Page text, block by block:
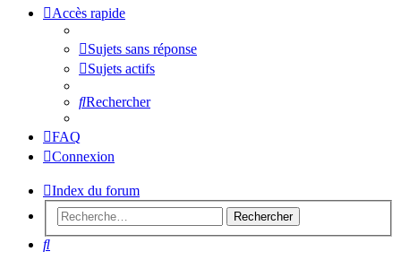
Accès rapide
Sujets sans réponse
Sujets actifs
Rechercher
FAQ
Connexion
Index du forum
Rechercher
Rechercher